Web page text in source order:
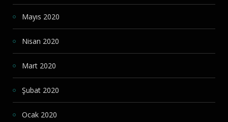
Mayıs 2020
Nisan 2020
Mart 2020
Şubat 2020
Ocak 2020